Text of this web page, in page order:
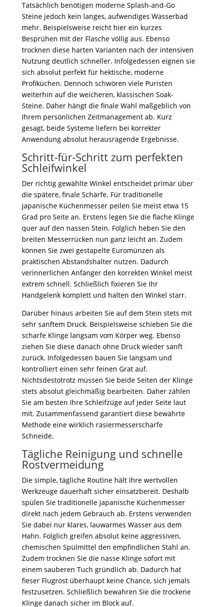
Tatsächlich benötigen moderne Splash-and-Go
Steine jedoch kein langes, aufwendiges Wasserbad
mehr. Beispielsweise reicht hier ein kurzes
Besprühen mit der Flasche völlig aus. Ebenso
trocknen diese harten Varianten nach der intensiven
Nutzung deutlich schneller. Infolgedessen eignen sie
sich absolut perfekt für hektische, moderne
Profiküchen. Dennoch schwören viele Puristen
weiterhin auf die weicheren, klassischen Soak-
Steine. Daher hängt die finale Wahl maßgeblich von
Ihrem persönlichen Zeitmanagement ab. Kurz
gesagt, beide Systeme liefern bei korrekter
Anwendung absolut herausragende Ergebnisse.
Schritt-für-Schritt zum perfekten
Schleifwinkel
Der richtig gewählte Winkel entscheidet primär über
die spätere, finale Schärfe. Für traditionelle
japanische Küchenmesser peilen Sie meist etwa 15
Grad pro Seite an. Erstens legen Sie die flache Klinge
quer auf den nassen Stein. Folglich heben Sie den
breiten Messerrücken nun ganz leicht an. Zudem
können Sie zwei gestapelte Euromünzen als
praktischen Abstandshalter nutzen. Dadurch
verinnerlichen Anfänger den korrekten Winkel meist
extrem schnell. Schließlich fixieren Sie Ihr
Handgelenk komplett und halten den Winkel starr.
Darüber hinaus arbeiten Sie auf dem Stein stets mit
sehr sanftem Druck. Beispielsweise schieben Sie die
scharfe Klinge langsam vom Körper weg. Ebenso
ziehen Sie diese danach ohne Druck wieder sanft
zurück. Infolgedessen bauen Sie langsam und
kontrolliert einen sehr feinen Grat auf.
Nichtsdestotrotz müssen Sie beide Seiten der Klinge
stets absolut gleichmäßig bearbeiten. Daher zählen
Sie am besten Ihre Schleifzüge auf jeder Seite laut
mit. Zusammenfassend garantiert diese bewährte
Methode eine wirklich rasiermesserscharfe
Schneide.
Tägliche Reinigung und schnelle
Rostvermeidung
Die simple, tägliche Routine hält Ihre wertvollen
Werkzeuge dauerhaft sicher einsatzbereit. Deshalb
spülen Sie traditionelle japanische Küchenmesser
direkt nach jedem Gebrauch ab. Erstens verwenden
Sie dabei nur klares, lauwarmes Wasser aus dem
Hahn. Folglich greifen absolut keine aggressiven,
chemischen Spülmittel den empfindlichen Stahl an.
Zudem trocknen Sie die nasse Klinge sofort mit
einem sauberen Tuch gründlich ab. Dadurch hat
fieser Flugrost überhaupt keine Chance, sich jemals
festzusetzen. Schließlich bewahren Sie die trockene
Klinge danach sicher im Block auf.